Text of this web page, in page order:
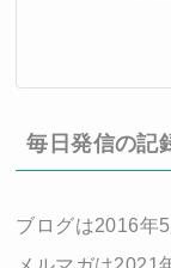
毎日発信の記
ブログは2016年